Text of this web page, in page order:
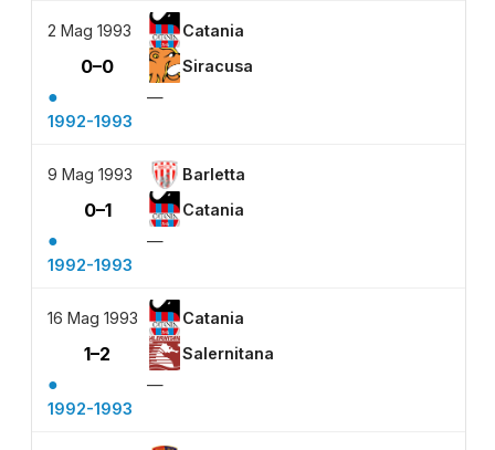
2 Mag 1993 Catania
0–0 Siracusa
●
—
1992-1993
9 Mag 1993 Barletta
0–1 Catania
●
—
1992-1993
16 Mag 1993 Catania
1–2 Salernitana
●
—
1992-1993